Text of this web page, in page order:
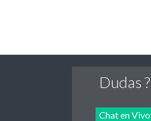
Dudas ?
Chat en Vivo